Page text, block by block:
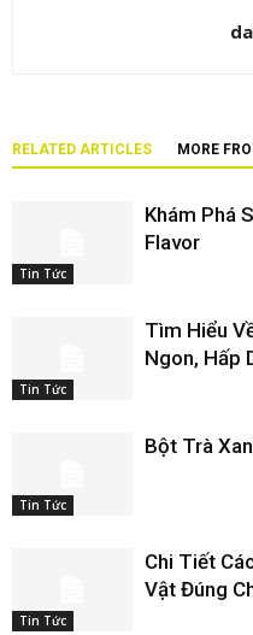
RELATED ARTICLES MORE
Tin Tức
Khám Phá
Flavor
Tin Tức
Tìm Hiểu
Ngon, Hấp
Tin Tức
Bột Trà
Tin Tức
Chi Tiết
Vật Đúng